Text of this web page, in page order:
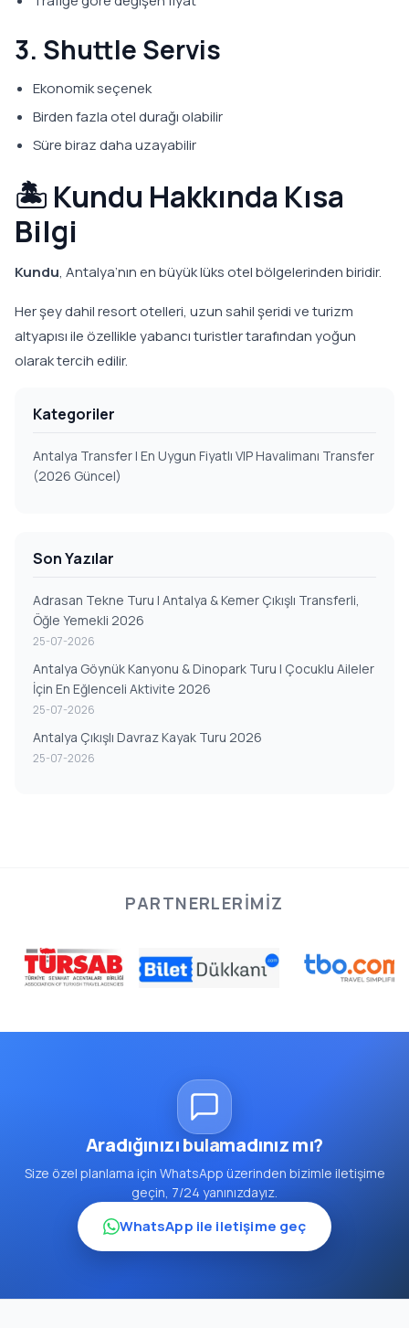
3. Shuttle Servis
Ekonomik seçenek
Birden fazla otel durağı olabilir
Süre biraz daha uzayabilir
🏝️ Kundu Hakkında Kısa
Bilgi
Kundu, Antalya’nın en büyük lüks otel bölgelerinden biridir.
Her şey dahil resort otelleri, uzun sahil şeridi ve turizm
altyapısı ile özellikle yabancı turistler tarafından yoğun
olarak tercih edilir.
Kategoriler
Antalya Transfer | En Uygun Fiyatlı VIP Havalimanı Transfer
(2026 Güncel)
Son Yazılar
Adrasan Tekne Turu | Antalya & Kemer Çıkışlı Transferli,
Öğle Yemekli 2026
25-07-2026
Antalya Göynük Kanyonu & Dinopark Turu | Çocuklu Aileler
İçin En Eğlenceli Aktivite 2026
25-07-2026
Antalya Çıkışlı Davraz Kayak Turu 2026
25-07-2026
PARTNERLERIMIZ
Aradığınızı bulamadınız mı?
Size özel planlama için WhatsApp üzerinden bizimle iletişime
geçin, 7/24 yanınızdayız.
WhatsApp ile iletişime geç